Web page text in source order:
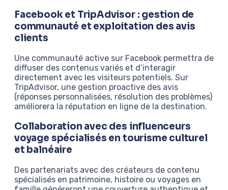
Facebook et TripAdvisor : gestion de
communauté et exploitation des avis
clients
Une communauté active sur Facebook permettra de
diffuser des contenus variés et d’interagir
directement avec les visiteurs potentiels. Sur
TripAdvisor, une gestion proactive des avis
(réponses personnalisées, résolution des problèmes)
améliorera la réputation en ligne de la destination.
Collaboration avec des influenceurs
voyage spécialisés en tourisme culturel
et balnéaire
Des partenariats avec des créateurs de contenu
spécialisés en patrimoine, histoire ou voyages en